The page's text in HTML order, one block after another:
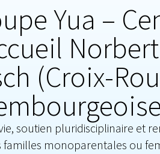
Yua –
Norbert
(Croix-
soutien pluridisciplinaire et
familles monoparentales ou